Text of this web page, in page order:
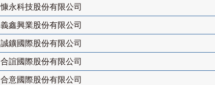
慷永科技股份有限公司
義鑫興業股份有限公司
誠鑛國際股份有限公司
合誼國際股份有限公司
合意國際股份有限公司